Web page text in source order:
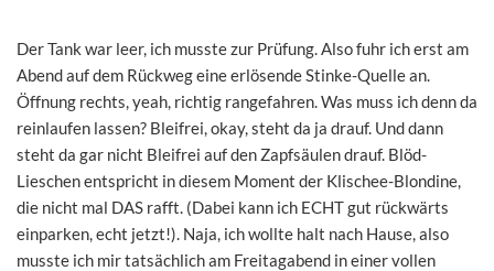
Der Tank war leer, ich musste zur Prüfung. Also fuhr ich erst am
Abend auf dem Rückweg eine erlösende Stinke-Quelle an.
Öffnung rechts, yeah, richtig rangefahren. Was muss ich denn da
reinlaufen lassen? Bleifrei, okay, steht da ja drauf. Und dann
steht da gar nicht Bleifrei auf den Zapfsäulen drauf. Blöd-
Lieschen entspricht in diesem Moment der Klischee-Blondine,
die nicht mal DAS rafft. (Dabei kann ich ECHT gut rückwärts
einparken, echt jetzt!). Naja, ich wollte halt nach Hause, also
musste ich mir tatsächlich am Freitagabend in einer vollen